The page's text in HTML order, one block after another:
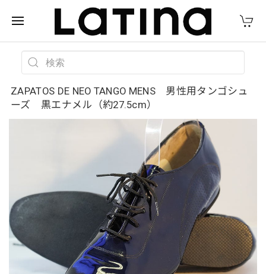
ZAPATOS DE NEO TANGO MENS 男性用タンゴシュ
ーズ 黒エナメル（約27.5cm）